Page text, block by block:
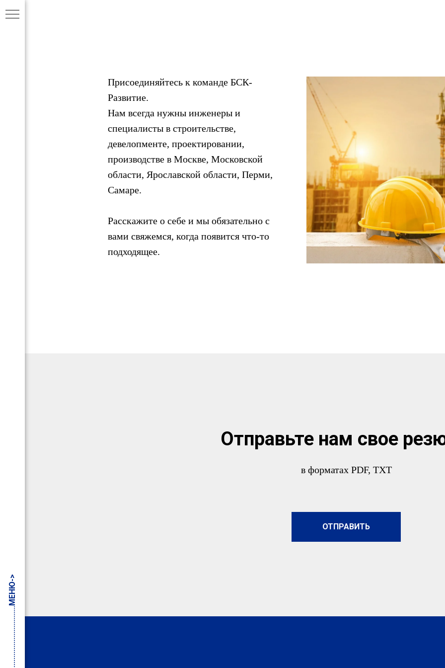
Присоединяйтесь к команде БСК-
Развитие.
Нам всегда нужны инженеры и
специалисты в строительстве,
девелопменте, проектировании,
производстве в Москве, Московской
области, Ярославской области, Перми,
Самаре.
Расскажите о себе и мы обязательно с
вами свяжемся, когда появится что-то
подходящее.
Отправьте нам свое
в форматах PDF, TXT
ОТПРАВИТЬ